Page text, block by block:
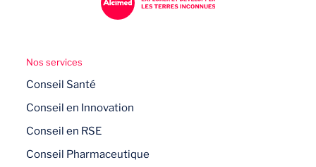
fondamentalement la conception des
Nos services
Conseil Santé
Conseil en Innovation
Conseil en RSE
Conseil Pharmaceutique